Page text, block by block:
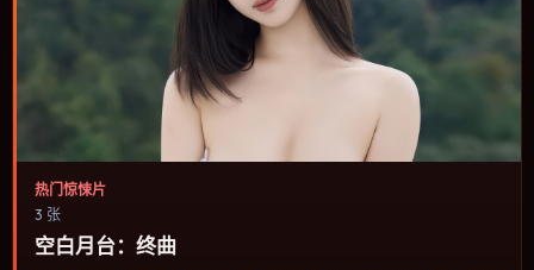
热门惊悚片
3 张
空白月台：终曲